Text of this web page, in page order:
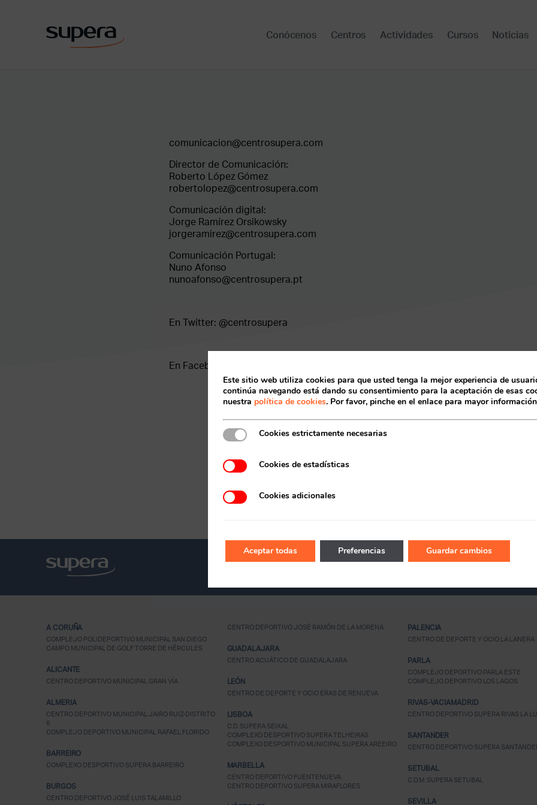
Acceso socios
estas registrado?
Conócenos Centros Actividades Cursos Noticias
comunicacion@centrosupera.com
Director de Comunicación:
Roberto López Gómez
robertolopez@centrosupera.com
Comunicación digital:
Jorge Ramírez Orsikowsky
jorgeramirez@centrosupera.com
Comunicación Portugal:
Nuno Afonso
nunoafonso@centrosupera.pt
En Twitter: @centrosupera
En Facebook: @centrosupera
A CORUÑA
COMPLEJO POLIDEPORTIVO MUNICIPAL SAN DIEGO
CAMPO MUNICIPAL DE GOLF TORRE DE HÉRCULES
ALICANTE
CENTRO DEPORTIVO MUNICIPAL GRAN VÍA
ALMERIA
CENTRO DEPORTIVO MUNICIPAL JAIRO RUIZ-DISTRITO
6
COMPLEJO DEPORTIVO MUNICIPAL RAFAEL FLORIDO
BARREIRO
COMPLEXO DESPORTIVO SUPERA BARREIRO
BURGOS
CENTRO DEPORTIVO JOSÉ LUIS TALAMILLO
CENTRO DEPORTIVO JOSÉ RAMÓN DE LA MORENA
GUADALAJARA
CENTRO ACUÁTICO DE GUADALAJARA
LEÓN
CENTRO DE DEPORTE Y OCIO ERAS DE RENUEVA
LISBOA
C.D. SUPERA SEIXAL
COMPLEXO DESPORTIVO SUPERA TELHEIRAS
COMPLEXO DESPORTIVO MUNICIPAL SUPERA AREEIRO
MARBELLA
CENTRO DEPORTIVO FUENTENUEVA
CENTRO DEPORTIVO SUPERA MIRAFLORES
PALENCIA
CENTRO DE DEPORTE Y OCIO LA LANERA
PARLA
COMPLEJO DEPORTIVO PARLA ESTE
COMPLEJO DEPORTIVO LOS LAGOS
RIVAS-VACIAMADRID
CENTRO DEPORTIVO SUPERA RIVAS LA
SANTANDER
CENTRO DEPORTIVO SUPERA
SETUBAL
C.D.M. SUPERA SETUBAL
SEVILLA
Este sitio web utiliza cookies para que usted tenga la mejor experiencia de
continúa navegando está dando su consentimiento para la aceptación de esas
nuestra política de cookies. Por favor, pinche en el enlace para mayor
Cookies estrictamente necesarias
Cookies de estadísticas
Cookies adicionales
Aceptar todas Preferencias Guardar cambios